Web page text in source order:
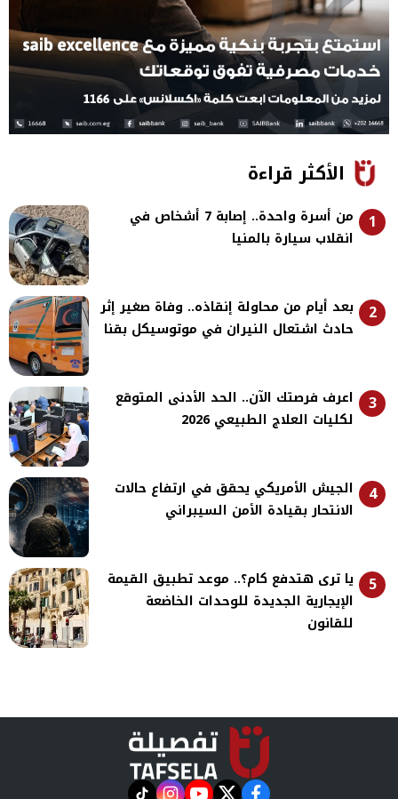
الأكثر قراءة
1
من أسرة واحدة.. إصابة 7 أشخاص في
انقلاب سيارة بالمنيا
2
بعد أيام من محاولة إنقاذه.. وفاة صغير إثر
حادث اشتعال النيران في موتوسيكل بقنا
3
اعرف فرصتك الآن.. الحد الأدنى المتوقع
لكليات العلاج الطبيعي 2026
4
الجيش الأمريكي يحقق في ارتفاع حالات
الانتحار بقيادة الأمن السيبراني
5
يا ترى هتدفع كام؟.. موعد تطبيق القيمة
الإيجارية الجديدة للوحدات الخاضعة
للقانون